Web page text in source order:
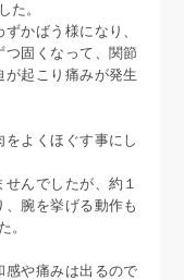
た。
かばう様になり、
つ固くなって、関節
起こり痛みが発生
よくほぐす事にし
んでしたが、約１
腕を挙げる動作も
。
感や痛みは出るので